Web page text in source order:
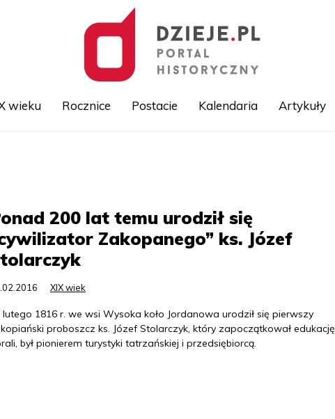
wieku Rocznice Postacie Kalendaria Artykuły
200 lat temu urodził się
Zakopanego” ks. Józef
XIX wiek
lutego 1816 r. we wsi Wysoka koło Jordanowa urodził się pierwszy
proboszcz ks. Józef Stolarczyk, który zapoczątkował edukację
był pionierem turystyki tatrzańskiej i przedsiębiorcą.